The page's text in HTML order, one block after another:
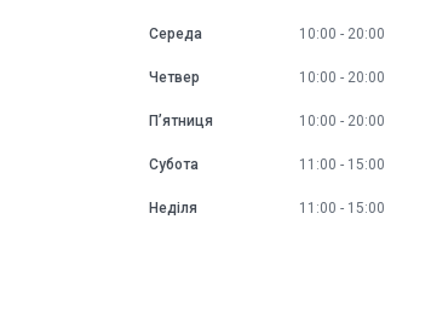
Середа 10:00 20:00
Четвер 10:00 20:00
Пʼятниця 10:00 20:00
Субота 11:00 15:00
Неділя 11:00 15:00